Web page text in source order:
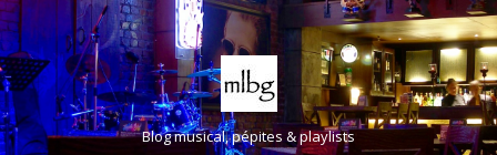
Blog musical, pépites & playlists